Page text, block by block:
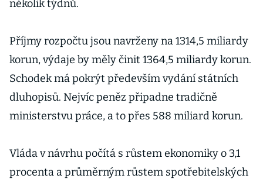
několik týdnů.
Příjmy rozpočtu jsou navrženy na 1314,5 miliardy
korun, výdaje by měly činit 1364,5 miliardy korun.
Schodek má pokrýt především vydání státních
dluhopisů. Nejvíc peněz připadne tradičně
ministerstvu práce, a to přes 588 miliard korun.
Vláda v návrhu počítá s růstem ekonomiky o 3,1
procenta a průměrným růstem spotřebitelských